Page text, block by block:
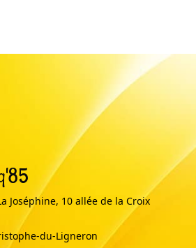
Joséphine, 10 allée de la Croix
du-Ligneron